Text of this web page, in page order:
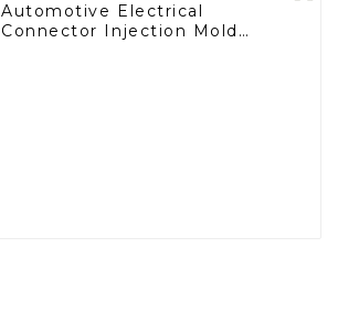
Automotive Electrical
Connector Injection Mold